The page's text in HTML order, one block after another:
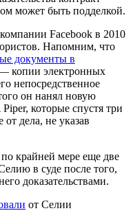
может быть подделкой.
Facebook в 2010
Напомним, что
документы в
копии электронных
непосредственное
он нанял новую
которые спустя три
от дела, не указав
крайней мере еще две
в суде после того,
доказательствами.
от Селии